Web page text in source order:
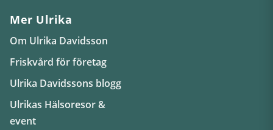
Mer Ulrika
Om Ulrika Davidsson
Friskvård för företag
Ulrika Davidssons blogg
Ulrikas Hälsoresor &
event